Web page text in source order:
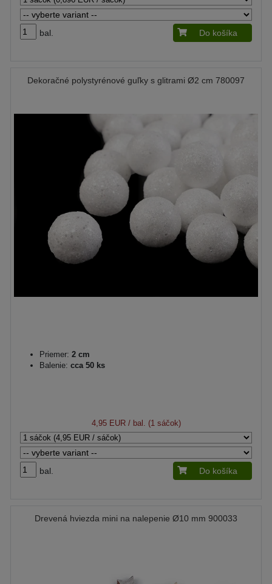
bal. Do košíka
Dekoračné polystyrénové guľky s glitrami Ø2 cm 780097
Priemer: 2 cm
Balenie: cca 50 ks
4,95 EUR/ bal. (1 sáčok)
bal. Do košíka
Drevená hviezda mini na nalepenie Ø10 mm 900033